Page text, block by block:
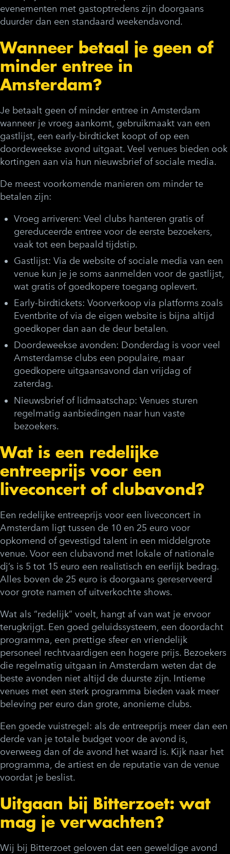
evenementen met gastoptredens zijn doorgaans
duurder dan een standaard weekendavond.
Wanneer betaal je geen of
minder entree in
Amsterdam?
Je betaalt geen of minder entree in Amsterdam
wanneer je vroeg aankomt, gebruikmaakt van een
gastlijst, een early-birdticket koopt of op een
doordeweekse avond uitgaat. Veel venues bieden ook
kortingen aan via hun nieuwsbrief of sociale media.
De meest voorkomende manieren om minder te
betalen zijn:
Vroeg arriveren: Veel clubs hanteren gratis of
gereduceerde entree voor de eerste bezoekers,
vaak tot een bepaald tijdstip.
Gastlijst: Via de website of sociale media van een
venue kun je je soms aanmelden voor de gastlijst,
wat gratis of goedkopere toegang oplevert.
Early-birdtickets: Voorverkoop via platforms zoals
Eventbrite of via de eigen website is bijna altijd
goedkoper dan aan de deur betalen.
Doordeweekse avonden: Donderdag is voor veel
Amsterdamse clubs een populaire, maar
goedkopere uitgaansavond dan vrijdag of
zaterdag.
Nieuwsbrief of lidmaatschap: Venues sturen
regelmatig aanbiedingen naar hun vaste
bezoekers.
Wat is een redelijke
entreeprijs voor een
liveconcert of clubavond?
Een redelijke entreeprijs voor een liveconcert in
Amsterdam ligt tussen de 10 en 25 euro voor
opkomend of gevestigd talent in een middelgrote
venue. Voor een clubavond met lokale of nationale
dj’s is 5 tot 15 euro een realistisch en eerlijk bedrag.
Alles boven de 25 euro is doorgaans gereserveerd
voor grote namen of uitverkochte shows.
Wat als “redelijk” voelt, hangt af van wat je ervoor
terugkrijgt. Een goed geluidssysteem, een doordacht
programma, een prettige sfeer en vriendelijk
personeel rechtvaardigen een hogere prijs. Bezoekers
die regelmatig uitgaan in Amsterdam weten dat de
beste avonden niet altijd de duurste zijn. Intieme
venues met een sterk programma bieden vaak meer
beleving per euro dan grote, anonieme clubs.
Een goede vuistregel: als de entreeprijs meer dan een
derde van je totale budget voor de avond is,
overweeg dan of de avond het waard is. Kijk naar het
programma, de artiest en de reputatie van de venue
voordat je beslist.
Uitgaan bij Bitterzoet: wat
mag je verwachten?
Wij bij Bitterzoet geloven dat een geweldige avond